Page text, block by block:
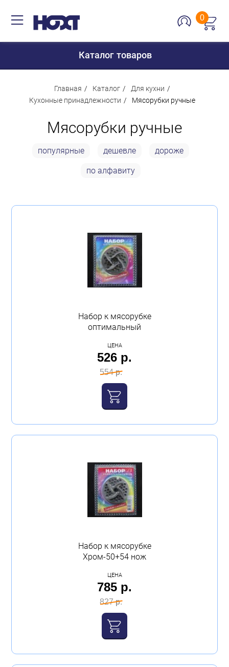
0
Каталог товаров
Для кухни
Сантехника
Для дачи и отдыха
Строительство и ремонт
Обувь для дома и дачи
Главная Каталог
Для кухни
Кухонные принадлежности
Мясорубки ручные
Мясорубки ручные
популярные дешевле дороже
по алфавиту
Набор к мясорубке
оптимальный
ЦЕНА
526 р.
554 р.
Набор к мясорубке
Хром-50+54 нож
ЦЕНА
785 р.
827 р.